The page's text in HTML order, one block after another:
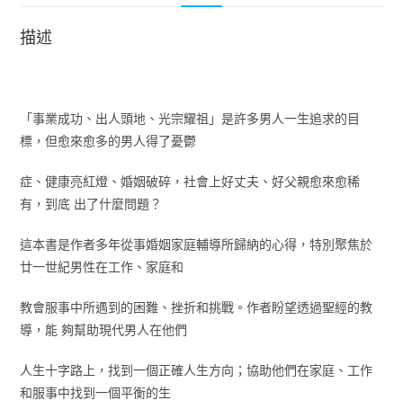
描述
「事業成功、出人頭地、光宗耀祖」是許多男人一生追求的目
標，但愈來愈多的男人得了憂鬱
症、健康亮紅燈、婚姻破碎，社會上好丈夫、好父親愈來愈稀
有，到底 出了什麼問題？
這本書是作者多年從事婚姻家庭輔導所歸納的心得，特別聚焦於
廿一世紀男性在工作、家庭和
教會服事中所遇到的困難、挫折和挑戰。作者盼望透過聖經的教
導，能 夠幫助現代男人在他們
人生十字路上，找到一個正確人生方向；協助他們在家庭、工作
和服事中找到一個平衡的生